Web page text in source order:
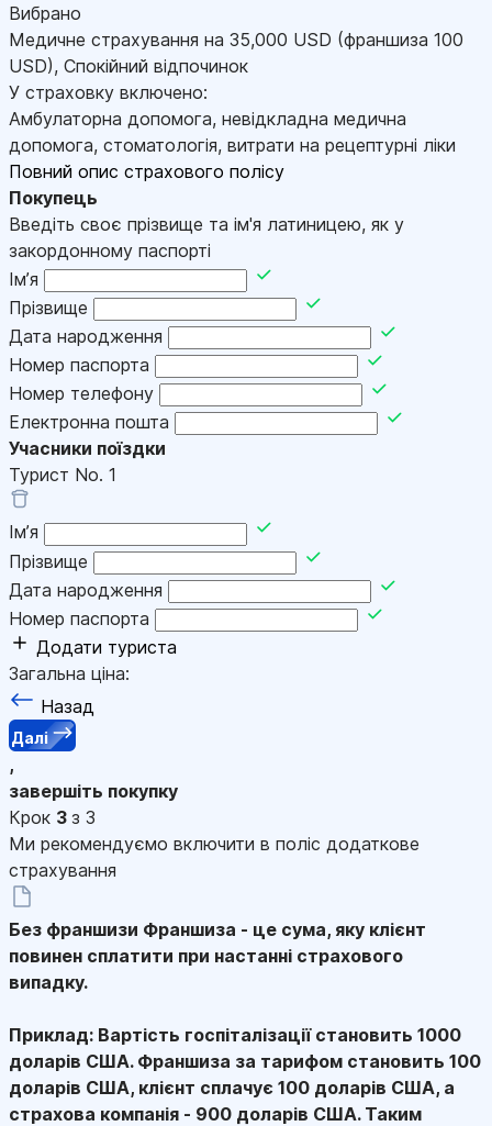
Вибрано
Медичне страхування на 35,000 USD (франшиза 100
USD), Спокійний відпочинок
У страховку включено:
Амбулаторна допомога, невідкладна медична
допомога, стоматологія, витрати на рецептурні ліки
Повний опис страхового полісу
Покупець
Введіть своє прізвище та ім'я латиницею, як у
закордонному паспорті
Імʼя
Прізвище
Дата народження
Номер паспорта
Номер телефону
Електронна пошта
Учасники поїздки
Турист No. 1
Імʼя
Прізвище
Дата народження
Номер паспорта
Додати туриста
Загальна ціна:
Назад
Далі
,
завершіть покупку
Крок 3 з 3
Ми рекомендуємо включити в поліс додаткове
страхування
Без франшизи Франшиза - це сума, яку клієнт
повинен сплатити при настанні страхового
випадку.
Приклад: Вартість госпіталізації становить 1000
доларів США. Франшиза за тарифом становить 100
доларів США, клієнт сплачує 100 доларів США, а
страхова компанія - 900 доларів США. Таким